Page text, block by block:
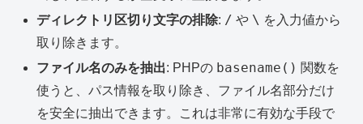
ディレクトリ区切り文字の排除: / や \ を入力値から
取り除きます。
ファイル名のみを抽出: PHPの basename() 関数を
使うと、パス情報を取り除き、ファイル名部分だけ
を安全に抽出できます。これは非常に有効な手段で